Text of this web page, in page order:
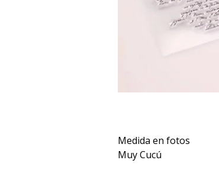
Medida en fotos
Muy Cucú